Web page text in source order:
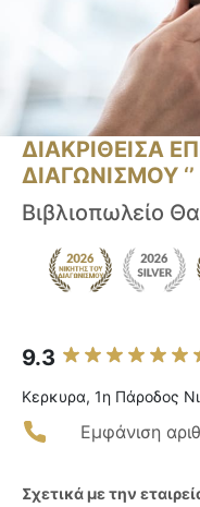
ΔΙΑΚΡΙΘΕΙΣΑ
ΔΙΑΓΩΝΙΣΜΟΥ ‘’
Βιβλιοπωλείο
9.3
Κερκυρα, 1η Πάροδος
Εμφάνιση
Σχετικά με την